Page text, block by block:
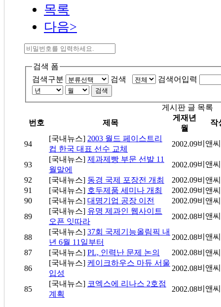
목록
다음>
검색 폼
검색구분
검색 검색어입력
검색
게시판 글 목록
번호
제목
게재년
월
작
94
[국내뉴스] 2003 월드 페이스트리
컵 한국 대표 선수 교체
2002.09비앤
93
[국내뉴스] 제과제빵 부문 선발 11
월말에
2002.09비앤
92
[국내뉴스] 동경 국제 포장전 개최 2002.09비앤
91
[국내뉴스] 호두제품 세미나 개최 2002.09비앤
90
[국내뉴스] 대명기업 공장 이전 2002.09비앤
89
[국내뉴스] 유명 제과인 웹사이트
오픈 잇따라
2002.08비앤
88
[국내뉴스] 37회 국제기능올림픽 내
년 6월 11일부터
2002.08비앤
87
[국내뉴스] PL, 인력난 문제 논의 2002.08비앤
86
[국내뉴스] 케이크하우스 마듀 서울
입성
2002.08비앤
85
[국내뉴스] 코엑스에 리나스 2호점
계획
2002.08비앤